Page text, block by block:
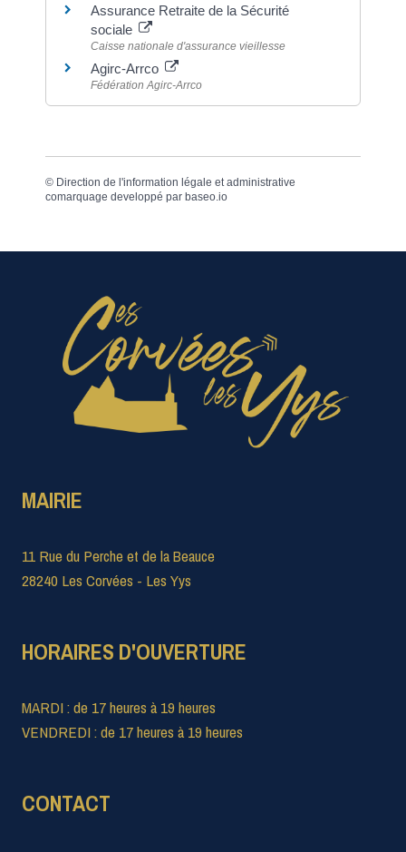
Assurance Retraite de la Sécurité
sociale
Caisse nationale d'assurance vieillesse
Agirc-Arrco
Fédération Agirc-Arrco
© Direction de l'information légale et administrative
comarquage developpé par baseo.io
MAIRIE
11 Rue du Perche et de la Beauce
28240 Les Corvées - Les Yys
HORAIRES D'OUVERTURE
MARDI : de 17 heures à 19 heures
VENDREDI : de 17 heures à 19 heures
CONTACT